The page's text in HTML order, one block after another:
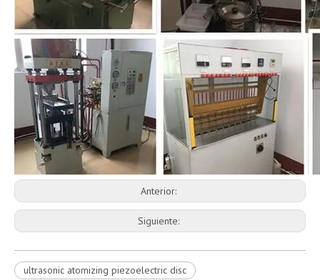
Anterior:
Siguiente:
ultrasonic atomizing piezoelectric disc